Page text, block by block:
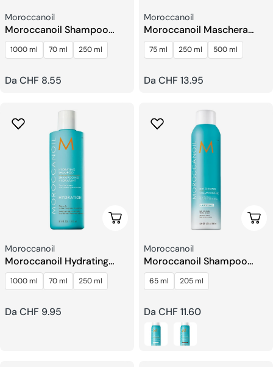
Venditore:
Moroccanoil
Moroccanoil Shampoo
Riparatore Idratante
1000 ml 70 ml 250 ml
Prezzo
Da CHF 8.55
Venditore:
Moroccanoil
Moroccanoil Maschera
Idratante Intensiva
75 ml 250 ml 500 ml
Prezzo
Da CHF 13.95
Scegli Le Opzioni
Venditore:
Moroccanoil
Moroccanoil Hydrating
Shampoo
1000 ml 70 ml 250 ml
Prezzo
Da CHF 9.95
Venditore:
Moroccanoil
Moroccanoil Shampoo
Secco
65 ml 205 ml
Prezzo
regolare
Da CHF 11.60